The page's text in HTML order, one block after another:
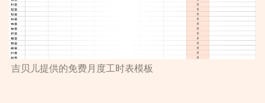
吉贝儿提供的免费月度工时表模板